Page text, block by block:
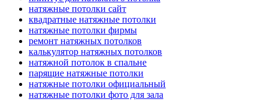
натяжные потолки сайт
квадратные натяжные потолки
натяжные потолки фирмы
ремонт натяжных потолков
калькулятор натяжных потолков
натяжной потолок в спальне
парящие натяжные потолки
натяжные потолки официальный
натяжные потолки фото для зала